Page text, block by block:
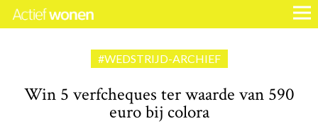
#WEDSTRIJD-ARCHIEF
Win 5 verfcheques ter waarde van 590
euro bij colora